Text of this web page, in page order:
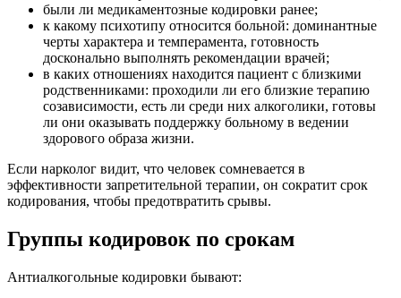
были ли медикаментозные кодировки ранее;
к какому психотипу относится больной: доминантные
черты характера и темперамента, готовность
досконально выполнять рекомендации врачей;
в каких отношениях находится пациент с близкими
родственниками: проходили ли его близкие терапию
созависимости, есть ли среди них алкоголики, готовы
ли они оказывать поддержку больному в ведении
здорового образа жизни.
Если нарколог видит, что человек сомневается в
эффективности запретительной терапии, он сократит срок
кодирования, чтобы предотвратить срывы.
Группы кодировок по срокам
Антиалкогольные кодировки бывают: